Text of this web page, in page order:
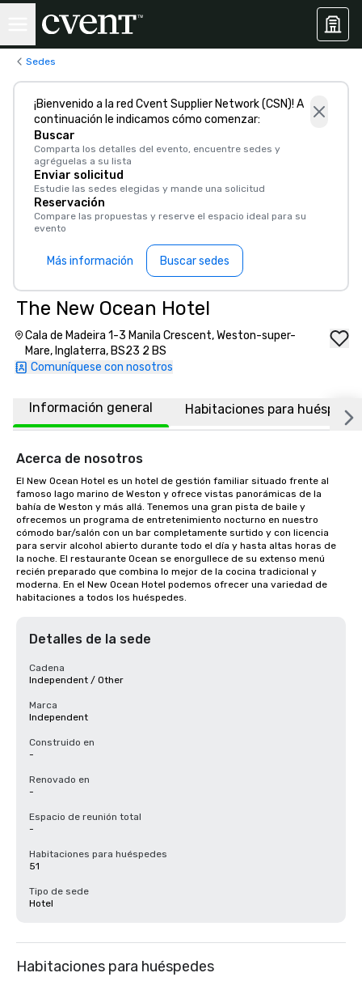
Sedes
¡Bienvenido a la red Cvent Supplier Network (CSN)! A
continuación le indicamos cómo comenzar:
Buscar
Comparta los detalles del evento, encuentre sedes y
agréguelas a su lista
Enviar solicitud
Estudie las sedes elegidas y mande una solicitud
Reservación
Compare las propuestas y reserve el espacio ideal para su
evento
Más información Buscar sedes
The New Ocean Hotel
Cala de Madeira 1-3 Manila Crescent, Weston-super-
Mare, Inglaterra, BS23 2 BS
Comuníquese con nosotros
Información general Habitaciones para
Acerca de nosotros
El New Ocean Hotel es un hotel de gestión familiar situado frente al
famoso lago marino de Weston y ofrece vistas panorámicas de la
bahía de Weston y más allá. Tenemos una gran pista de baile y
ofrecemos un programa de entretenimiento nocturno en nuestro
cómodo bar/salón con un bar completamente surtido y con licencia
para servir alcohol abierto durante todo el día y hasta altas horas de
la noche. El restaurante Ocean se enorgullece de su extenso menú
recién preparado que combina lo mejor de la cocina tradicional y
moderna. En el New Ocean Hotel podemos ofrecer una variedad de
habitaciones a todos los huéspedes.
Detalles de la sede
Cadena
Independent / Other
Marca
Independent
Construido en
-
Renovado en
-
Espacio de reunión total
-
Habitaciones para huéspedes
51
Tipo de sede
Hotel
Habitaciones para huéspedes